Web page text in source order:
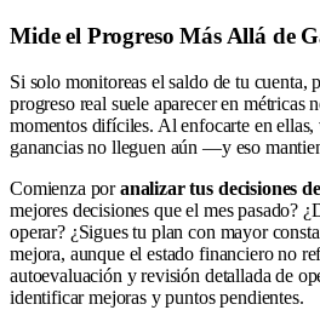
Mide el Progreso Más Allá de
Si solo monitoreas el saldo de tu cuenta,
progreso real suele aparecer en métricas
momentos difíciles. Al enfocarte en
ganancias no lleguen aún —y eso
Comienza poranalizar tus decisiones
mejores decisiones que el mes pasado?
operar? ¿Sigues tu plan con mayor
mejora, aunque el estado financiero no
autoevaluación y revisión detallada de
identificar mejoras y puntos pendientes.